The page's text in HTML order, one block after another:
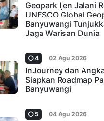
Geopark Ijen Jalani
UNESCO Global
Banyuwangi
Jaga Warisan Dunia
4 02 Agu 2026
InJourney dan
Siapkan Roadmap
Banyuwangi
5 04 Agu 2026